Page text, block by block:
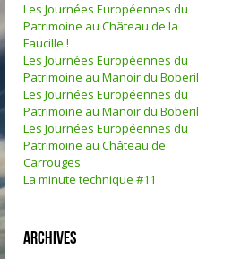
Les Journées Européennes du
Patrimoine au Château de la
Faucille !
Les Journées Européennes du
Patrimoine au Manoir du Boberil
Les Journées Européennes du
Patrimoine au Manoir du Boberil
Les Journées Européennes du
Patrimoine au Château de
Carrouges
La minute technique #11
Archives